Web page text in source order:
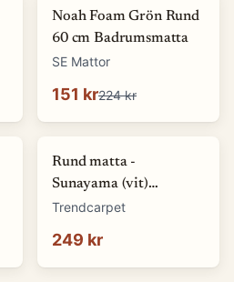
-33 %
Noah Foam Grön Rund
60 cm Badrumsmatta
SE Mattor
151 kr224 kr
Rund matta -
Sunayama (vit)
(Storlek: Ø 80 cm)
Trendcarpet
249 kr